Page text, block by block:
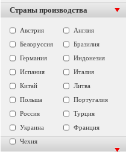
Страны производства
Австрия
Англия
Белоруссия
Бразилия
Германия
Индонезия
Испания
Италия
Китай
Литва
Польша
Португалия
Россия
Турция
Украина
Франция
Чехия